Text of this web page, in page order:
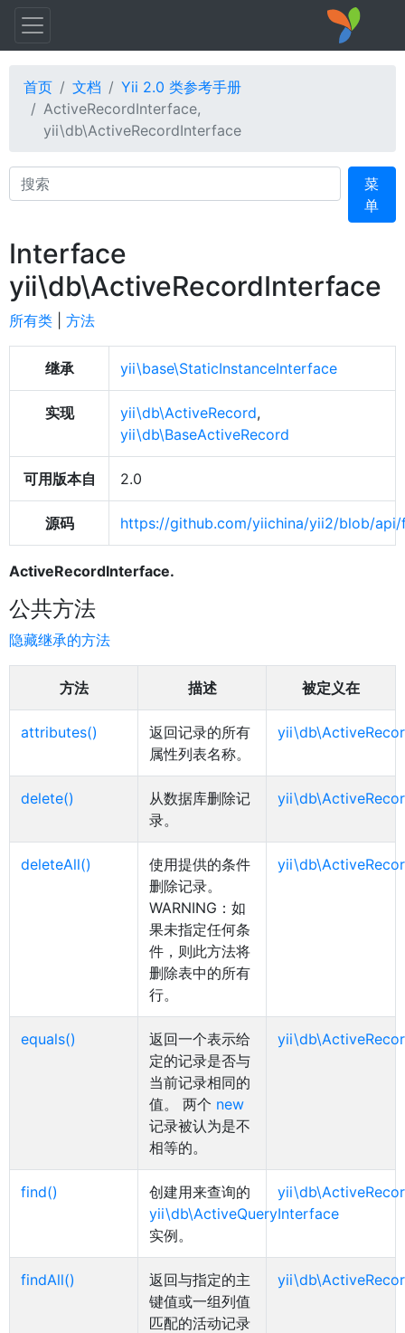
首页 文档
Yii 2.0 类参考手册
ActiveRecordInterface,
yii\db\ActiveRecordInterface
Search
菜
单
Interface
yii\db\ActiveRecordInterface
所有类 方法
继承 yii\base\StaticInstanceInterface
实现 yii\db\ActiveRecord,
yii\db\BaseActiveRecord
可用版本自 2.0
源码 https://github.com/yiichina/yii2/blob/
ActiveRecordInterface.
公共方法
隐藏继承的方法
方法 描述 被定义在
attributes()
返回记录的所有
属性列表名称。
delete()
从数据库删除记
录。
deleteAll()
使用提供的条件
删除记录。
WARNING：如
果未指定任何条
件，则此方法将
删除表中的所有
行。
equals()
返回一个表示给
定的记录是否与
当前记录相同的
值。 两个 new
记录被认为是不
相等的。
find()
创建用来查询的
yii\db\ActiveQueryInterface
实例。
findAll()
返回与指定的主
键值或一组列值
匹配的活动记录